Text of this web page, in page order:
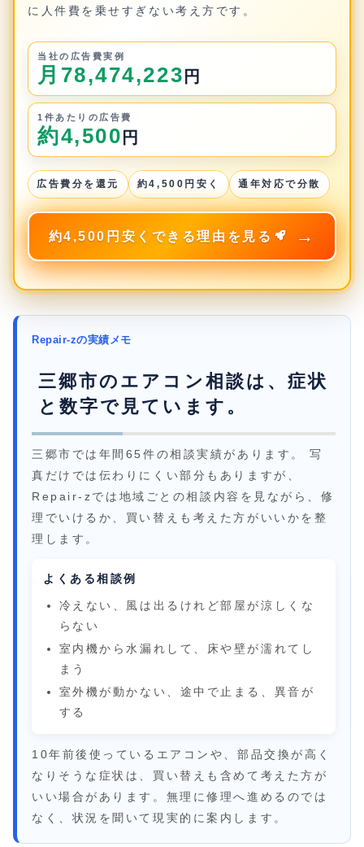
に人件費を乗せすぎない考え方です。
当社の広告費実例
月78,474,223 円
1件あたりの広告費
約4,500 円
広告費分を還元 約4,500円安く 通年対応で分散
約4,500円安くできる理由を見る
Repair-zの実績メモ
三郷市のエアコン相談は、症状
と数字で見ています。
三郷市では年間65件の相談実績があります。 写
真だけでは伝わりにくい部分もありますが、
Repair-zでは地域ごとの相談内容を見ながら、修
理でいけるか、買い替えも考えた方がいいかを整
理します。
よくある相談例
冷えない、風は出るけれど部屋が涼しくな
らない
室内機から水漏れして、床や壁が濡れてし
まう
室外機が動かない、途中で止まる、異音が
する
10年前後使っているエアコンや、部品交換が高く
なりそうな症状は、買い替えも含めて考えた方が
いい場合があります。無理に修理へ進めるのでは
なく、状況を聞いて現実的に案内します。